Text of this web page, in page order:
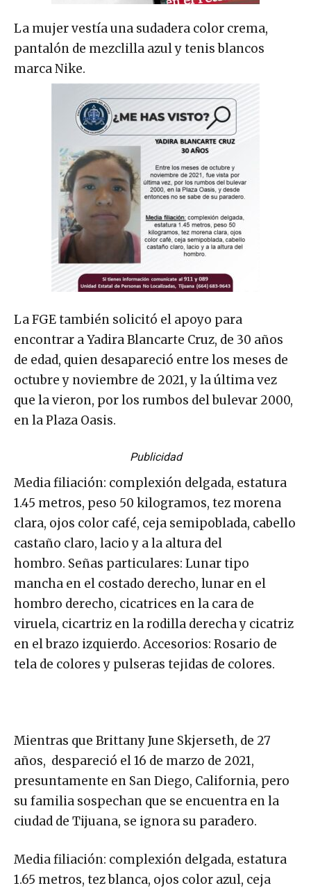
La mujer vestía una sudadera color crema,
pantalón de mezclilla azul y tenis blancos
marca Nike.
La FGE también solicitó el apoyo para
encontrar a Yadira Blancarte Cruz, de 30 años
de edad, quien desapareció entre los meses de
octubre y noviembre de 2021, y la última vez
que la vieron, por los rumbos del bulevar 2000,
en la Plaza Oasis.
Publicidad
Media filiación: complexión delgada, estatura
1.45 metros, peso 50 kilogramos, tez morena
clara, ojos color café, ceja semipoblada, cabello
castaño claro, lacio y a la altura del
hombro. Señas particulares: Lunar tipo
mancha en el costado derecho, lunar en el
hombro derecho, cicatrices en la cara de
viruela, cicartriz en la rodilla derecha y cicatriz
en el brazo izquierdo. Accesorios: Rosario de
tela de colores y pulseras tejidas de colores.
Mientras que Brittany June Skjerseth, de 27
años, despareció el 16 de marzo de 2021,
presuntamente en San Diego, California, pero
su familia sospechan que se encuentra en la
ciudad de Tijuana, se ignora su paradero.
Media filiación: complexión delgada, estatura
1.65 metros, tez blanca, ojos color azul, ceja